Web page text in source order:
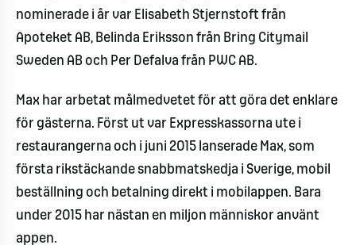
nominerade i år var Elisabeth Stjernstoft från
Apoteket AB, Belinda Eriksson från Bring Citymail
Sweden AB och Per Defalva från PWC AB.
Max har arbetat målmedvetet för att göra det enklare
för gästerna. Först ut var Expresskassorna ute i
restaurangerna och i juni 2015 lanserade Max, som
första rikstäckande snabbmatskedja i Sverige, mobil
beställning och betalning direkt i mobilappen. Bara
under 2015 har nästan en miljon människor använt
appen.